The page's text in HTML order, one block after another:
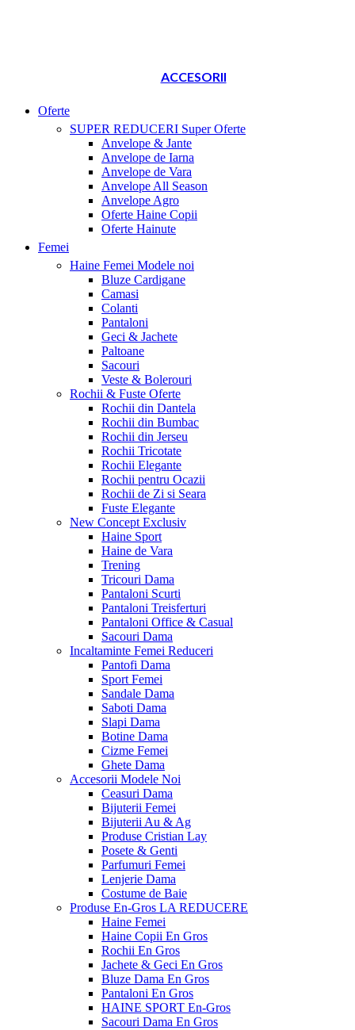
ACCESORII
Oferte
SUPER REDUCERI Super Oferte
Anvelope & Jante
Anvelope de Iarna
Anvelope de Vara
Anvelope All Season
Anvelope Agro
Oferte Haine Copii
Oferte Hainute
Femei
Haine Femei Modele noi
Bluze Cardigane
Camasi
Colanti
Pantaloni
Geci & Jachete
Paltoane
Sacouri
Veste & Bolerouri
Rochii & Fuste Oferte
Rochii din Dantela
Rochii din Bumbac
Rochii din Jerseu
Rochii Tricotate
Rochii Elegante
Rochii pentru Ocazii
Rochii de Zi si Seara
Fuste Elegante
New Concept Exclusiv
Haine Sport
Haine de Vara
Trening
Tricouri Dama
Pantaloni Scurti
Pantaloni Treisferturi
Pantaloni Office & Casual
Sacouri Dama
Incaltaminte Femei Reduceri
Pantofi Dama
Sport Femei
Sandale Dama
Saboti Dama
Slapi Dama
Botine Dama
Cizme Femei
Ghete Dama
Accesorii Modele Noi
Ceasuri Dama
Bijuterii Femei
Bijuterii Au & Ag
Produse Cristian Lay
Posete & Genti
Parfumuri Femei
Lenjerie Dama
Costume de Baie
Produse En-Gros LA REDUCERE
Haine Femei
Haine Copii En Gros
Rochii En Gros
Jachete & Geci En Gros
Bluze Dama En Gros
Pantaloni En Gros
HAINE SPORT En-Gros
Sacouri Dama En Gros